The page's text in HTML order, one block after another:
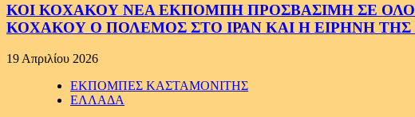
ΚΟΙ ΚΟΧΑΚΟΥ ΝΕΑ ΕΚΠΟΜΠΗ ΠΡΟΣΒΑΣΙΜΗ ΣΕ
ΚΟΧΑΚΟΥ Ο ΠΟΛΕΜΟΣ ΣΤΟ ΙΡΑΝ ΚΑΙ Η ΕΙΡΗΝΗ
19 Απριλίου 2026
ΕΚΠΟΜΠΕΣ ΚΑΣΤΑΜΟΝΙΤΗΣ
ΕΛΛΑΔΑ